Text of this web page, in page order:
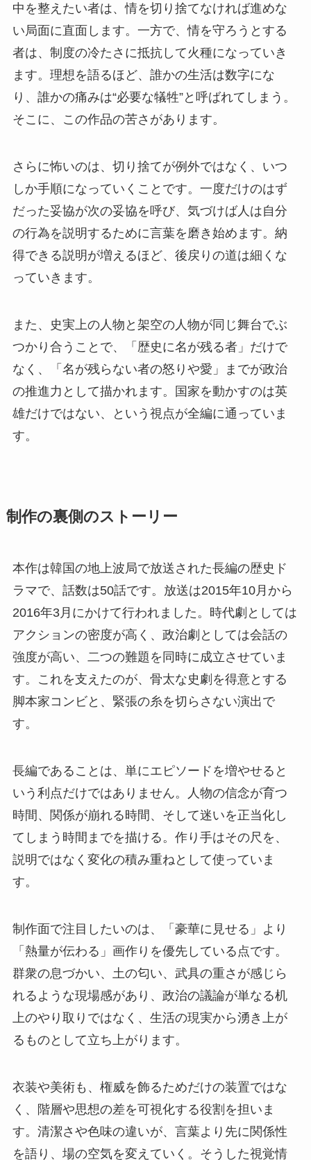
中を整えたい者は、情を切り捨てなければ進めな
い局面に直面します。一方で、情を守ろうとする
者は、制度の冷たさに抵抗して火種になっていき
ます。理想を語るほど、誰かの生活は数字にな
り、誰かの痛みは“必要な犠牲”と呼ばれてしまう。
そこに、この作品の苦さがあります。
さらに怖いのは、切り捨てが例外ではなく、いつ
しか手順になっていくことです。一度だけのはず
だった妥協が次の妥協を呼び、気づけば人は自分
の行為を説明するために言葉を磨き始めます。納
得できる説明が増えるほど、後戻りの道は細くな
っていきます。
また、史実上の人物と架空の人物が同じ舞台でぶ
つかり合うことで、「歴史に名が残る者」だけで
なく、「名が残らない者の怒りや愛」までが政治
の推進力として描かれます。国家を動かすのは英
雄だけではない、という視点が全編に通っていま
す。
制作の裏側のストーリー
本作は韓国の地上波局で放送された長編の歴史ド
ラマで、話数は50話です。放送は2015年10月から
2016年3月にかけて行われました。時代劇としては
アクションの密度が高く、政治劇としては会話の
強度が高い、二つの難題を同時に成立させていま
す。これを支えたのが、骨太な史劇を得意とする
脚本家コンビと、緊張の糸を切らさない演出で
す。
長編であることは、単にエピソードを増やせると
いう利点だけではありません。人物の信念が育つ
時間、関係が崩れる時間、そして迷いを正当化し
てしまう時間までを描ける。作り手はその尺を、
説明ではなく変化の積み重ねとして使っていま
す。
制作面で注目したいのは、「豪華に見せる」より
「熱量が伝わる」画作りを優先している点です。
群衆の息づかい、土の匂い、武具の重さが感じら
れるような現場感があり、政治の議論が単なる机
上のやり取りではなく、生活の現実から湧き上が
るものとして立ち上がります。
衣装や美術も、権威を飾るためだけの装置ではな
く、階層や思想の差を可視化する役割を担いま
す。清潔さや色味の違いが、言葉より先に関係性
を語り、場の空気を変えていく。そうした視覚情